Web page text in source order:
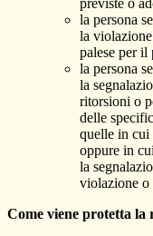
previste o
la persona
la
palese per il
la persona
la
ritorsioni o
delle
quelle in cui
oppure in
la
violazione o
Come viene protetta la